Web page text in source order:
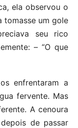
ela observou o
tomasse um gole
seu rico
– “O que
enfrentaram a
fervente. Mas
A cenoura
de passar